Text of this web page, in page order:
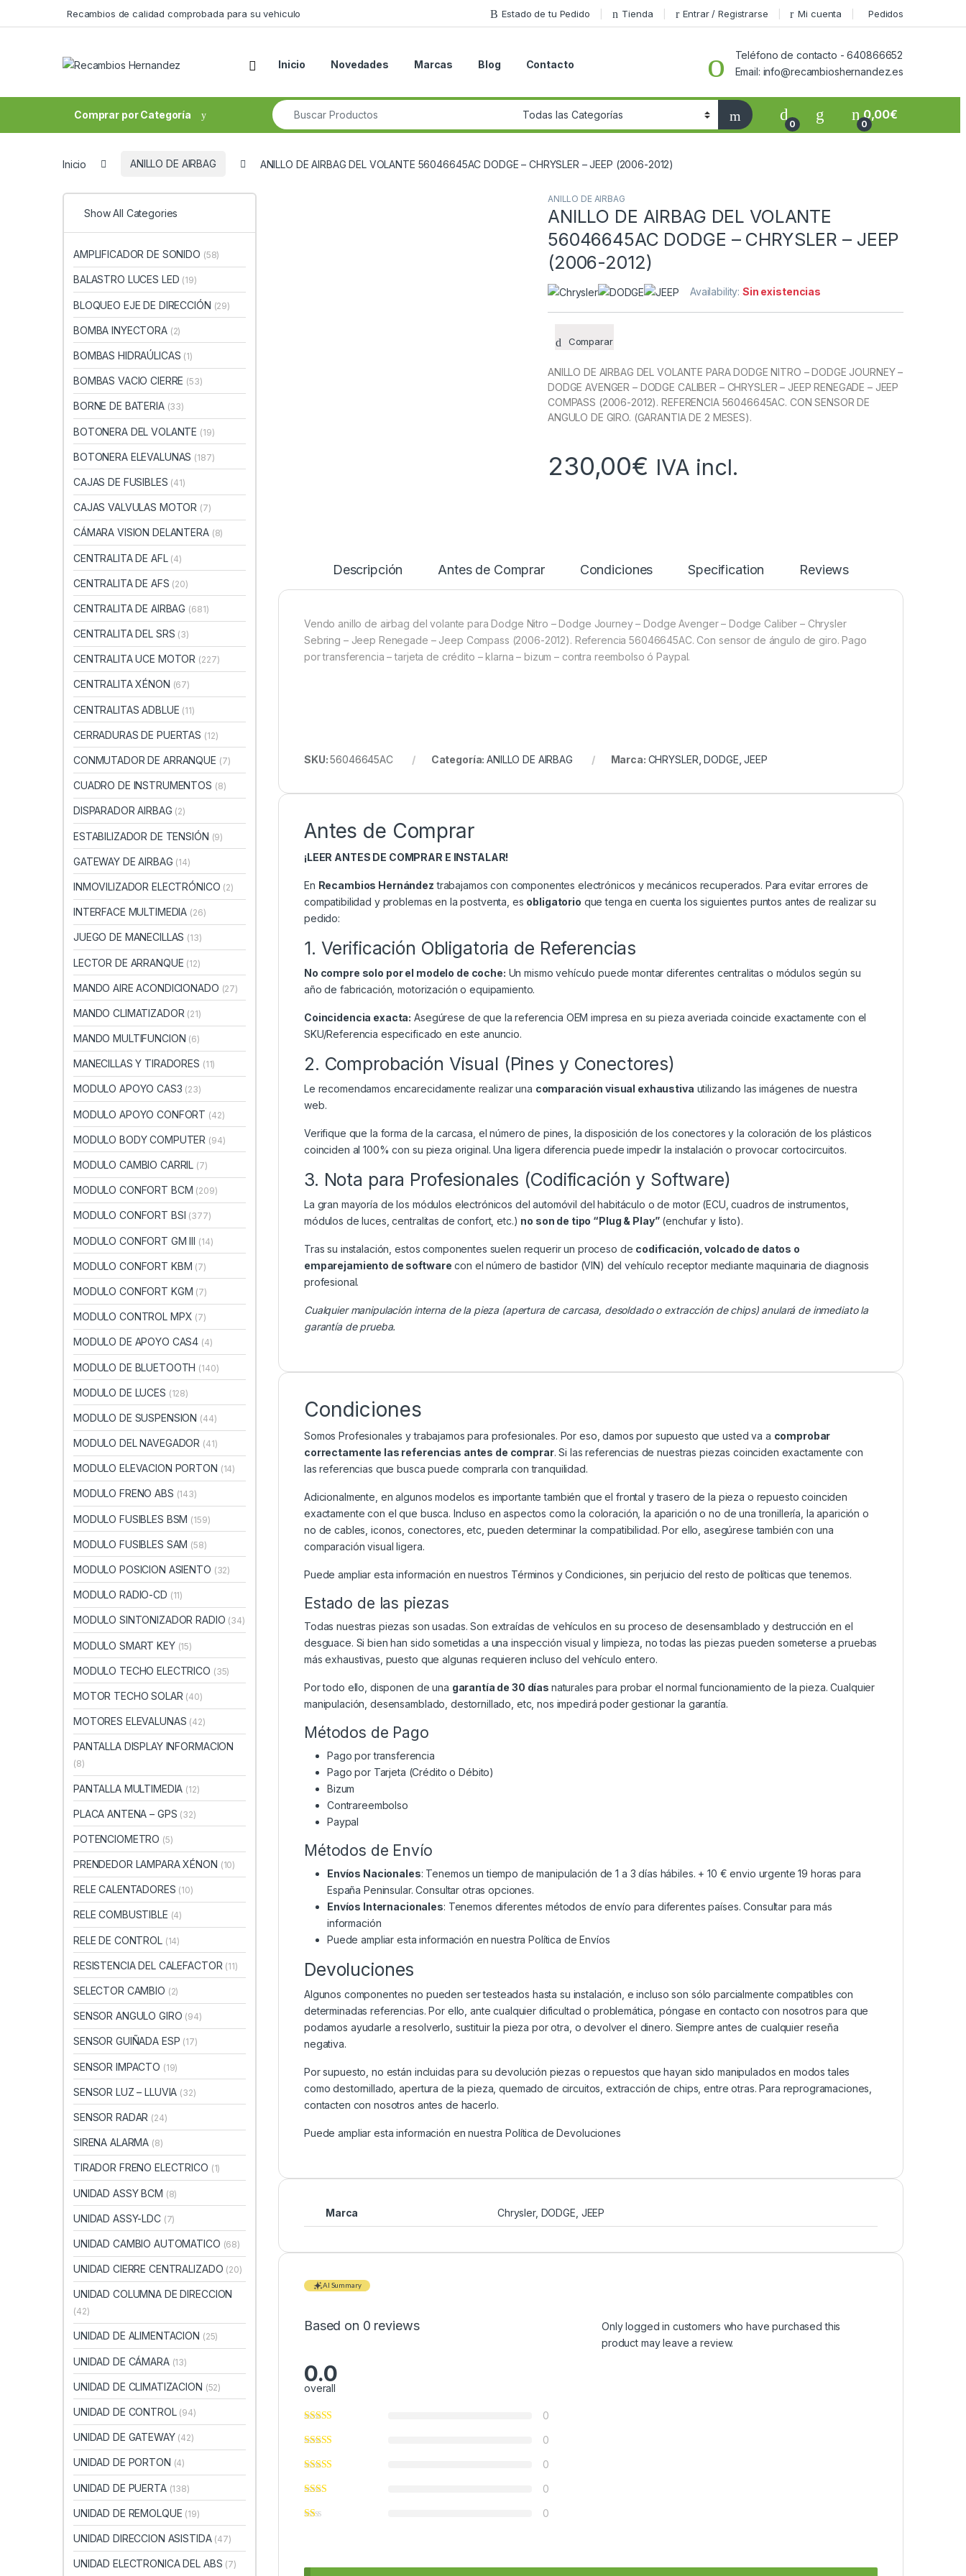
Recambios de calidad comprobada para su vehiculo Estado de tu Pedido Tienda Entrar / Registrarse Mi cuenta Pedidos
Open Inicio Novedades Marcas Blog Contacto
Teléfono de contacto - 640866652
Email: info@recambioshernandez.es
Comprar por Categoría
Search for:
0 0
0,00€
Inicio ANILLO DE AIRBAG ANILLO DE AIRBAG DEL VOLANTE 56046645AC DODGE – CHRYSLER – JEEP (2006-2012)
ANILLO DE AIRBAG
ANILLO DE AIRBAG DEL VOLANTE
56046645AC DODGE – CHRYSLER – JEEP
(2006-2012)
Availability:Sin existencias
Comparar
ANILLO DE AIRBAG DEL VOLANTE PARA DODGE NITRO – DODGE JOURNEY –
DODGE AVENGER – DODGE CALIBER – CHRYSLER – JEEP RENEGADE – JEEP
COMPASS (2006-2012). REFERENCIA 56046645AC. CON SENSOR DE
ANGULO DE GIRO. (GARANTIA DE 2 MESES).
230,00€ IVA incl.
Descripción Antes de Comprar Condiciones Specification Reviews
Vendo anillo de airbag del volante para Dodge Nitro – Dodge Journey – Dodge Avenger – Dodge Caliber – Chrysler
Sebring – Jeep Renegade – Jeep Compass (2006-2012). Referencia 56046645AC. Con sensor de ángulo de giro. Pago
por transferencia – tarjeta de crédito – klarna – bizum – contra reembolso ó Paypal.
SKU:56046645AC Categoría:ANILLO DE AIRBAG Marca: CHRYSLER ,DODGE ,JEEP
Antes de Comprar
¡LEER ANTES DE COMPRAR E INSTALAR!
En Recambios Hernández trabajamos con componentes electrónicos y mecánicos recuperados. Para evitar errores de
compatibilidad y problemas en la postventa, es obligatorio que tenga en cuenta los siguientes puntos antes de realizar su
pedido:
1. Verificación Obligatoria de Referencias
No compre solo por el modelo de coche: Un mismo vehículo puede montar diferentes centralitas o módulos según su
año de fabricación, motorización o equipamiento.
Coincidencia exacta: Asegúrese de que la referencia OEM impresa en su pieza averiada coincide exactamente con el
SKU/Referencia especificado en este anuncio.
2. Comprobación Visual (Pines y Conectores)
Le recomendamos encarecidamente realizar una comparación visual exhaustiva utilizando las imágenes de nuestra
web.
Verifique que la forma de la carcasa, el número de pines, la disposición de los conectores y la coloración de los plásticos
coinciden al 100% con su pieza original. Una ligera diferencia puede impedir la instalación o provocar cortocircuitos.
3. Nota para Profesionales (Codificación y Software)
La gran mayoría de los módulos electrónicos del automóvil del habitáculo o de motor (ECU, cuadros de instrumentos,
módulos de luces, centralitas de confort, etc.) no son de tipo “Plug & Play”(enchufar y listo).
Tras su instalación, estos componentes suelen requerir un proceso de codificación, volcado de datos o
emparejamiento de software con el número de bastidor (VIN) del vehículo receptor mediante maquinaria de diagnosis
profesional.
Cualquier manipulación interna de la pieza (apertura de carcasa, desoldado o extracción de chips) anulará de inmediato la
garantía de prueba.
Condiciones
Somos Profesionales y trabajamos para profesionales. Por eso, damos por supuesto que usted va a comprobar
correctamente las referencias antes de comprar. Si las referencias de nuestras piezas coinciden exactamente con
las referencias que busca puede comprarla con tranquilidad.
Adicionalmente, en algunos modelos es importante también que el frontal y trasero de la pieza o repuesto coinciden
exactamente con el que busca. Incluso en aspectos como la coloración, la aparición o no de una tronillería, la aparición o
no de cables, iconos, conectores, etc, pueden determinar la compatibilidad. Por ello, asegúrese también con una
comparación visual ligera.
Puede ampliar esta información en nuestros Términos y Condiciones , sin perjuicio del resto de políticas que tenemos.
Estado de las piezas
Todas nuestras piezas son usadas. Son extraídas de vehículos en su proceso de desensamblado y destrucción en el
desguace. Si bien han sido sometidas a una inspección visual y limpieza, no todas las piezas pueden someterse a pruebas
más exhaustivas, puesto que algunas requieren incluso del vehículo entero.
Por todo ello, disponen de una garantía de 30 días naturales para probar el normal funcionamiento de la pieza. Cualquier
manipulación, desensamblado, destornillado, etc, nos impedirá poder gestionar la garantía.
Métodos de Pago
Pago por transferencia
Pago por Tarjeta (Crédito o Débito)
Bizum
Contrareembolso
Paypal
Métodos de Envío
Envíos Nacionales: Tenemos un tiempo de manipulación de 1 a 3 días hábiles. + 10 € envio urgente 19 horas para
España Peninsular. Consultar otras opciones.
Envíos Internacionales: Tenemos diferentes métodos de envío para diferentes países. Consultar para más
información
Puede ampliar esta información en nuestraPolítica de Envíos
Devoluciones
Algunos componentes no pueden ser testeados hasta su instalación, e incluso son sólo parcialmente compatibles con
determinadas referencias. Por ello, ante cualquier dificultad o problemática, póngase en contacto con nosotros para que
podamos ayudarle a resolverlo, sustituir la pieza por otra, o devolver el dinero. Siempre antes de cualquier reseña
negativa.
Por supuesto, no están incluidas para su devolución piezas o repuestos que hayan sido manipulados en modos tales
como destornillado, apertura de la pieza, quemado de circuitos, extracción de chips, entre otras. Para reprogramaciones,
contacten con nosotros antes de hacerlo.
Puede ampliar esta información en nuestraPolítica de Devoluciones
Marca Chrysler, DODGE JEEP
AI Summary
Based on 0 reviews
0.0
overall
0
0
0
0
0
Only logged in customers who have purchased this
product may leave a review.
Show All Categories
AMPLIFICADOR DE SONIDO (58)
BALASTRO LUCES LED (19)
BLOQUEO EJE DE DIRECCIÓN (29)
BOMBA INYECTORA (2)
BOMBAS HIDRAÚLICAS (1)
BOMBAS VACIO CIERRE (53)
BORNE DE BATERIA (33)
BOTONERA DEL VOLANTE (19)
BOTONERA ELEVALUNAS (187)
CAJAS DE FUSIBLES (41)
CAJAS VALVULAS MOTOR (7)
CÁMARA VISION DELANTERA (8)
CENTRALITA DE AFL (4)
CENTRALITA DE AFS (20)
CENTRALITA DE AIRBAG (681)
CENTRALITA DEL SRS (3)
CENTRALITA UCE MOTOR (227)
CENTRALITA XÉNON (67)
CENTRALITAS ADBLUE (11)
CERRADURAS DE PUERTAS (12)
CONMUTADOR DE ARRANQUE (7)
CUADRO DE INSTRUMENTOS (8)
DISPARADOR AIRBAG (2)
ESTABILIZADOR DE TENSIÓN (9)
GATEWAY DE AIRBAG (14)
INMOVILIZADOR ELECTRÓNICO (2)
INTERFACE MULTIMEDIA (26)
JUEGO DE MANECILLAS (13)
LECTOR DE ARRANQUE (12)
MANDO AIRE ACONDICIONADO (27)
MANDO CLIMATIZADOR (21)
MANDO MULTIFUNCION (6)
MANECILLAS Y TIRADORES (11)
MODULO APOYO CAS3 (23)
MODULO APOYO CONFORT (42)
MODULO BODY COMPUTER (94)
MODULO CAMBIO CARRIL (7)
MODULO CONFORT BCM (209)
MODULO CONFORT BSI (377)
MODULO CONFORT GM III (14)
MODULO CONFORT KBM (7)
MODULO CONFORT KGM (7)
MODULO CONTROL MPX (7)
MODULO DE APOYO CAS4 (4)
MODULO DE BLUETOOTH (140)
MODULO DE LUCES (128)
MODULO DE SUSPENSION (44)
MODULO DEL NAVEGADOR (41)
MODULO ELEVACION PORTON (14)
MODULO FRENO ABS (143)
MODULO FUSIBLES BSM (159)
MODULO FUSIBLES SAM (58)
MODULO POSICION ASIENTO (32)
MODULO RADIO-CD (11)
MODULO SINTONIZADOR RADIO (34)
MODULO SMART KEY (15)
MODULO TECHO ELECTRICO (35)
MOTOR TECHO SOLAR (40)
MOTORES ELEVALUNAS (42)
PANTALLA DISPLAY INFORMACION
(8)
PANTALLA MULTIMEDIA (12)
PLACA ANTENA – GPS (32)
POTENCIOMETRO (5)
PRENDEDOR LAMPARA XÉNON (10)
RELE CALENTADORES (10)
RELE COMBUSTIBLE (4)
RELE DE CONTROL (14)
RESISTENCIA DEL CALEFACTOR (11)
SELECTOR CAMBIO (2)
SENSOR ANGULO GIRO (94)
SENSOR GUIÑADA ESP (17)
SENSOR IMPACTO (19)
SENSOR LUZ – LLUVIA (32)
SENSOR RADAR (24)
SIRENA ALARMA (8)
TIRADOR FRENO ELECTRICO (1)
UNIDAD ASSY BCM (8)
UNIDAD ASSY-LDC (7)
UNIDAD CAMBIO AUTOMATICO (68)
UNIDAD CIERRE CENTRALIZADO (20)
UNIDAD COLUMNA DE DIRECCION
(42)
UNIDAD DE ALIMENTACION (25)
UNIDAD DE CÁMARA (13)
UNIDAD DE CLIMATIZACION (52)
UNIDAD DE CONTROL (94)
UNIDAD DE GATEWAY (42)
UNIDAD DE PORTON (4)
UNIDAD DE PUERTA (138)
UNIDAD DE REMOLQUE (19)
UNIDAD DIRECCION ASISTIDA (47)
UNIDAD ELECTRONICA DEL ABS (7)